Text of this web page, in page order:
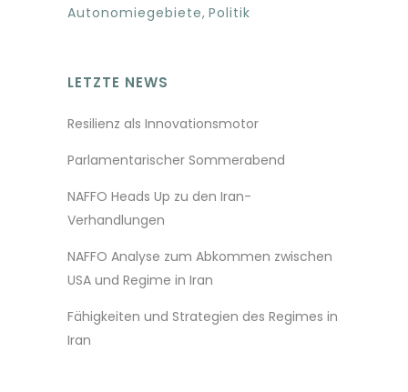
Autonomiegebiete, Politik
LETZTE NEWS
Resilienz als Innovationsmotor
Parlamentarischer Sommerabend
NAFFO Heads Up zu den Iran-
Verhandlungen
NAFFO Analyse zum Abkommen zwischen
USA und Regime in Iran
Fähigkeiten und Strategien des Regimes in
Iran